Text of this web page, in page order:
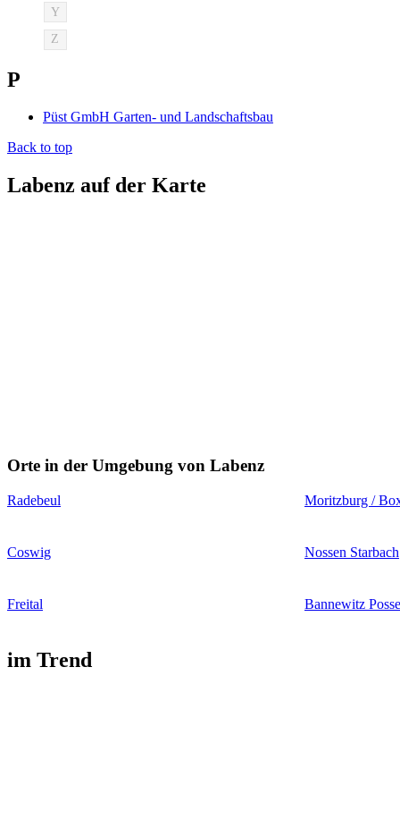
Y
Z
P
Püst GmbH Garten- und Landschaftsbau
Back to top
Labenz auf der Karte
Orte in der Umgebung von Labenz
Radebeul Moritzburg /
Coswig Nossen Starbach
Freital Bannewitz
im Trend